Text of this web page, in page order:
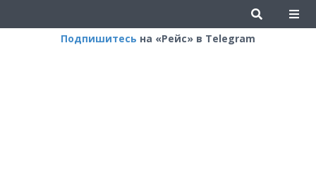
Подпишитесь на «Рейс» в Telegram